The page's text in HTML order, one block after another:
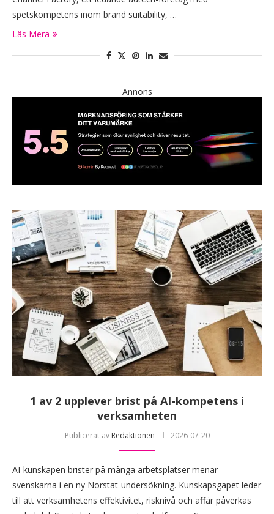
spetskompetens inom brand suitability, …
Läs Mera
Annons
1 av 2 upplever brist på AI-kompetens i
verksamheten
Publicerat av Redaktionen 2026-07-20
AI-kunskapen brister på många arbetsplatser menar
svenskarna i en ny Norstat-undersökning. Kunskapsgapet leder
till att verksamhetens effektivitet, risknivå och affär påverkas